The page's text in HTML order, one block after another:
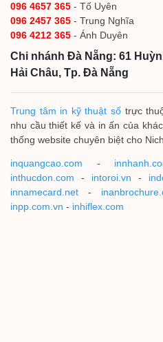
096 4657 365 - Tố Uyên
096 2457 365 - Trung Nghĩa
096 4212 365 - Ánh Duyên
Chi nhánh Đà Nẵng: 61
Hải Châu, Tp. Đà Nẵng
Trung tâm in kỹ thuật sốtrực
nhu cầu thiết kế và in ấn của
thống website chuyên biệt cho
inquangcao.com -
inthucdon.com - intoroi.vn -
innamecard.net -
inpp.com.vn - inhiflex.com